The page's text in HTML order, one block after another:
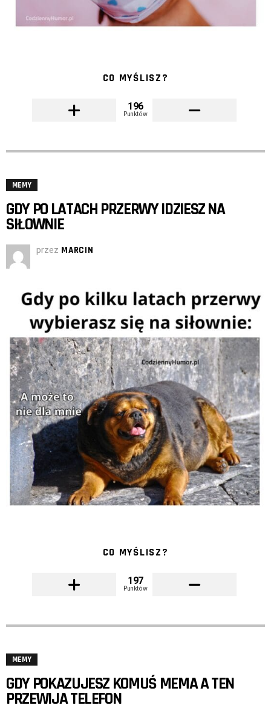
CO MYŚLISZ?
196
Punktów
MEMY
GDY PO LATACH PRZERWY IDZIESZ NA
SIŁOWNIE
przez MARCIN
CO MYŚLISZ?
197
Punktów
MEMY
GDY POKAZUJESZ KOMUŚ MEMA A TEN
PRZEWIJA TELEFON